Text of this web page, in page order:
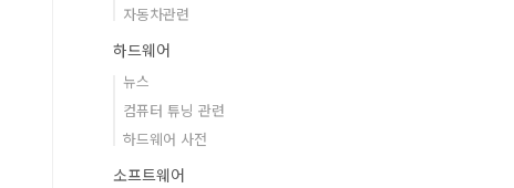
자동차관련
하드웨어
뉴스
컴퓨터 튜닝 관련
하드웨어 사전
소프트웨어